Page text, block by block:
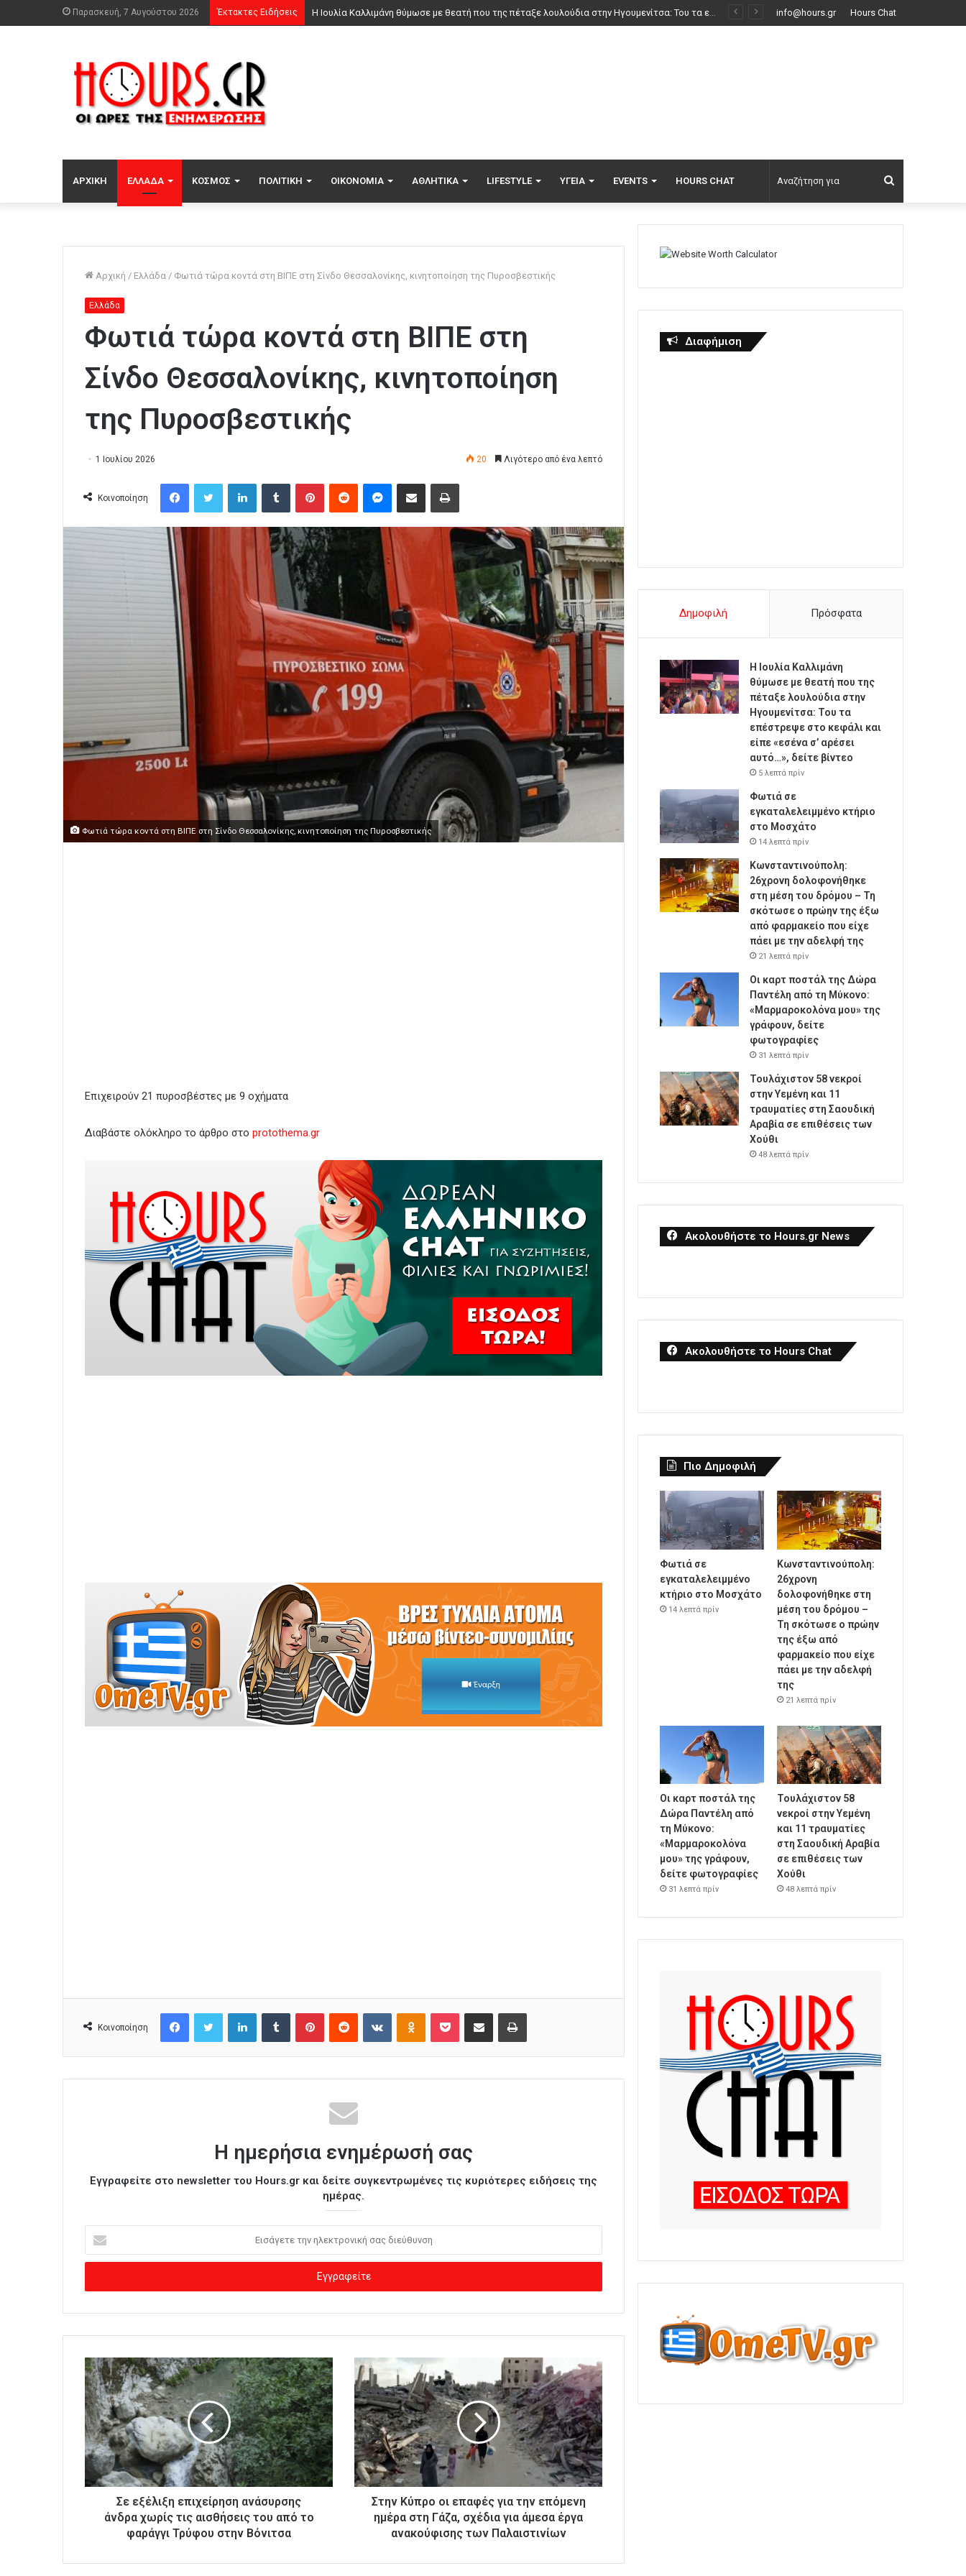
Παρασκευή, 7 Αυγούστου 2026 Έκτακτες Ειδήσεις Φωτιά σε εγκαταλελειμμένο κτήριο στο Μοσχάτο info@hours.gr Hours Chat
ΑΡΧΙΚΉ ΕΛΛΆΔΑ ΚΌΣΜΟΣ ΠΟΛΙΤΙΚΉ ΟΙΚΟΝΟΜΊΑ ΑΘΛΗΤΙΚΆ LIFESTYLE ΥΓΕΊΑ EVENTS HOURS CHAT
για
Αρχική / Ελλάδα / Φωτιά τώρα κοντά στη ΒΙΠΕ στη Σίνδο Θεσσαλονίκης, κινητοποίηση της Πυροσβεστικής
Ελλάδα
Φωτιά τώρα κοντά στη ΒΙΠΕ στη
Σίνδο Θεσσαλονίκης, κινητοποίηση
της Πυροσβεστικής
1 Ιουλίου 2026 20 Λιγότερο από ένα λεπτό
Κοινοποίηση
Φωτιά τώρα κοντά στη ΒΙΠΕ στη Σίνδο Θεσσαλονίκης, κινητοποίηση της Πυροσβεστικής
Επιχειρούν 21 πυροσβέστες με 9 οχήματα
Διαβάστε ολόκληρο το άρθρο στο protothema.gr
Κοινοποίηση
Η ημερήσια ενημέρωσή σας
Εγγραφείτε στο newsletter του Hours.gr και δείτε συγκεντρωμένες τις κυριότερες ειδήσεις της
ημέρας.
σ
γ
ε
η
ν
η
λ
ε
κ
τ
ο
σ
Σε εξέλιξη επιχείρηση ανάσυρσης
άνδρα χωρίς τις αισθήσεις του από το
φαράγγι Τρύφου στην Βόνιτσα
Στην Κύπρο οι επαφές για την επόμενη
ημέρα στη Γάζα, σχέδια για άμεσα έργα
ανακούφισης των Παλαιστινίων
Διαφήμιση
Δημοφιλή Πρόσφατα
Η Ιουλία Καλλιμάνη
θύμωσε με θεατή που της
πέταξε λουλούδια στην
Ηγουμενίτσα: Του τα
επέστρεψε στο κεφάλι και
είπε «εσένα σ’ αρέσει
αυτό…», δείτε βίντεο
5 λεπτά πρίν
Φωτιά σε
εγκαταλελειμμένο κτήριο
στο Μοσχάτο
14 λεπτά πρίν
Κωνσταντινούπολη:
26χρονη δολοφονήθηκε
στη μέση του δρόμου – Τη
σκότωσε ο πρώην της έξω
από φαρμακείο που είχε
πάει με την αδελφή της
21 λεπτά πρίν
Οι καρτ ποστάλ της Δώρα
Παντέλη από τη Μύκονο:
«Μαρμαροκολόνα μου» της
γράφουν, δείτε
φωτογραφίες
31 λεπτά πρίν
Τουλάχιστον 58 νεκροί
στην Υεμένη και 11
τραυματίες στη Σαουδική
Αραβία σε επιθέσεις των
Χούθι
48 λεπτά πρίν
Ακολουθήστε το Hours.gr News
Ακολουθήστε το Hours Chat
Πιο Δημοφιλή
Φωτιά σε
εγκαταλελειμμένο
κτήριο στο Μοσχάτο
14 λεπτά πρίν
Κωνσταντινούπολη:
26χρονη
δολοφονήθηκε στη
μέση του δρόμου –
Τη σκότωσε ο πρώην
της έξω από
φαρμακείο που είχε
πάει με την αδελφή
της
21 λεπτά πρίν
Οι καρτ ποστάλ της
Δώρα Παντέλη από
τη Μύκονο:
«Μαρμαροκολόνα
μου» της γράφουν,
δείτε φωτογραφίες
31 λεπτά πρίν
Τουλάχιστον 58
νεκροί στην Υεμένη
και 11 τραυματίες
στη Σαουδική Αραβία
σε επιθέσεις των
Χούθι
48 λεπτά πρίν